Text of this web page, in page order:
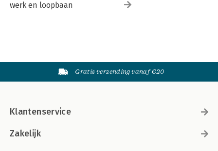
werk en loopbaan
Gratis verzending vanaf €20
Klantenservice
Zakelijk